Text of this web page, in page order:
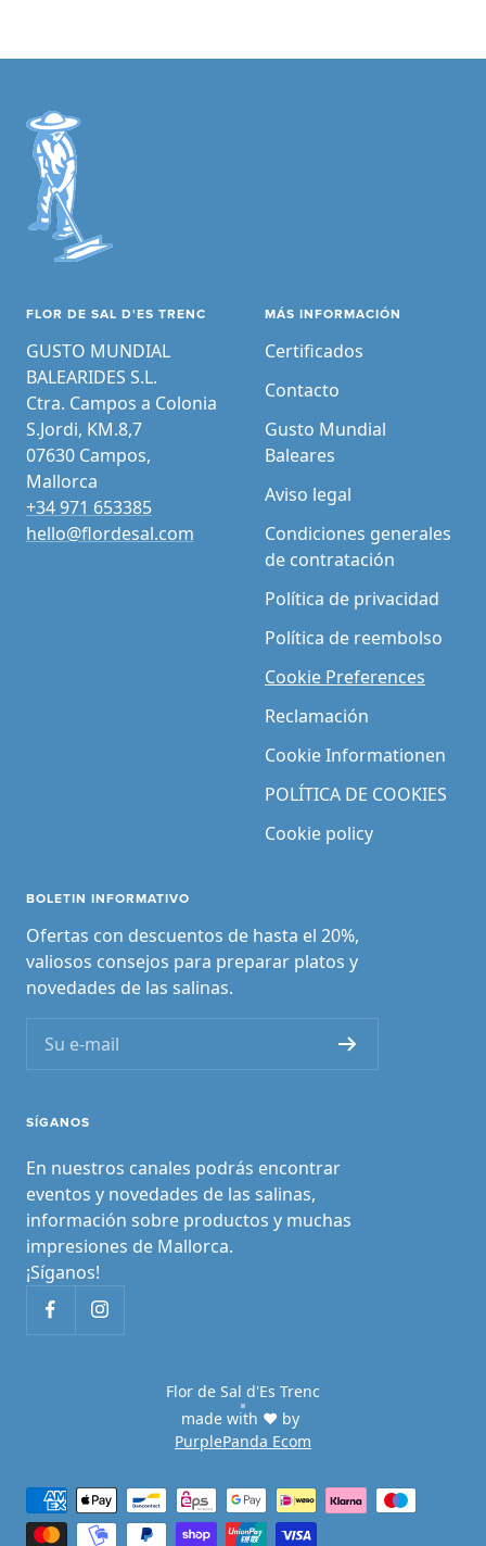
FLOR DE SAL D'ES TRENC
GUSTO MUNDIAL
BALEARIDES S.L.
Ctra. Campos a Colonia
S.Jordi, KM.8,7
07630 Campos,
Mallorca
+34 971 653385
hello@flordesal.com
MÁS INFORMACIÓN
Certificados
Contacto
Gusto Mundial
Baleares
Aviso legal
Condiciones generales
de contratación
Política de privacidad
Política de reembolso
Cookie Preferences
Reclamación
Cookie Informationen
POLÍTICA DE COOKIES
Cookie policy
BOLETIN INFORMATIVO
Ofertas con descuentos de hasta el 20%,
valiosos consejos para preparar platos y
novedades de las salinas.
Su e-mail
SÍGANOS
En nuestros canales podrás encontrar
eventos y novedades de las salinas,
información sobre productos y muchas
impresiones de Mallorca.
¡Síganos!
Flor de Sal d'Es Trenc
made with ♥ by
PurplePanda Ecom